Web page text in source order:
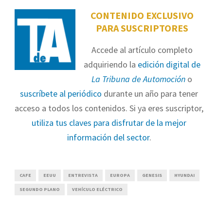
CONTENIDO EXCLUSIVO
PARA SUSCRIPTORES
Accede al artículo completo
adquiriendo la edición digital de
La Tribuna de Automoción o
suscríbete al periódico durante un año para tener
acceso a todos los contenidos. Si ya eres suscriptor,
utiliza tus claves para disfrutar de la mejor
información del sector.
CAFE EEUU ENTREVISTA EUROPA GENESIS HYUNDAI
SEGUNDO PLANO VEHÍCULO ELÉCTRICO